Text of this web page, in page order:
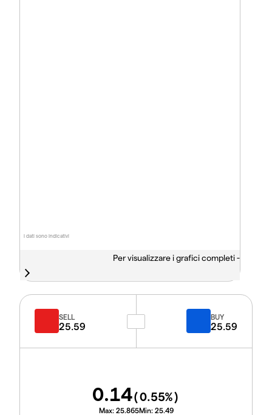
I dati sono indicativi
Per visualizzare i grafici completi -
SELL
25.59
BUY
25.59
0.14(0.55%)
Max: 25.865Min: 25.49